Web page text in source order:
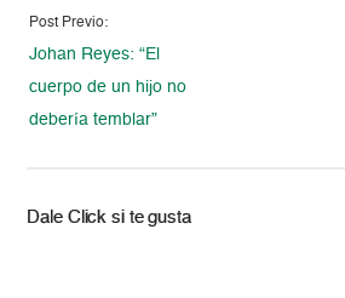
Post Previo:
Johan Reyes: “El
cuerpo de un hijo no
debería temblar”
Dale Click si te gusta